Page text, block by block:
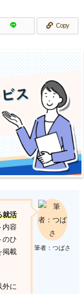
Copy
筆者：つばさ
就活
内容
のひ
掲載
外に